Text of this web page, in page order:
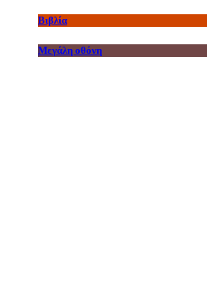
Βιβλία
Μεγάλη οθόνη